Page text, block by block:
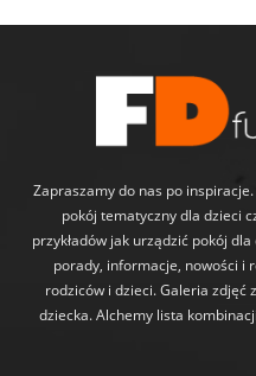
Zapraszamy do nas po
pokój tematyczny dla dzieci
przykładów jak urządzić pokój
porady, informacje, nowości i
rodziców i dzieci. Galeria zdjęć
dziecka. Alchemy lista